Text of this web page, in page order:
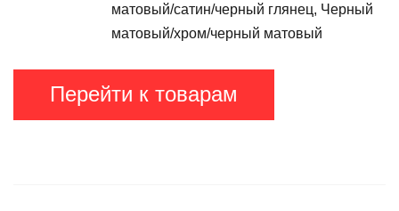
матовый/сатин/черный глянец, Черный
матовый/хром/черный матовый
Перейти к товарам